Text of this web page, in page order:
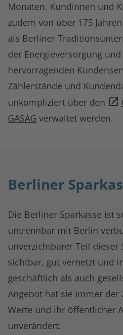
Monaten. Kundinnen und
zudem von über 175
als Berliner
der Energieversorgung
hervorragenden
Zählerstände und
unkompliziert über den
GASAG verwaltet werden.
Berliner
Die Berliner Sparkasse ist
untrennbar mit Berlin
unverzichtbarer Teil dieser
sichtbar, gut vernetzt und
geschäftlich als auch
Angebot hat sie immer der
Werte und ihr öffentlicher
unverändert.